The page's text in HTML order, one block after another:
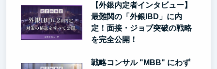
【外銀内定者インタビュー】
最難関の「外銀IBD」に内
定！面接・ジョブ突破の戦略
を完全公開！
戦略コンサル "MBB" にわず